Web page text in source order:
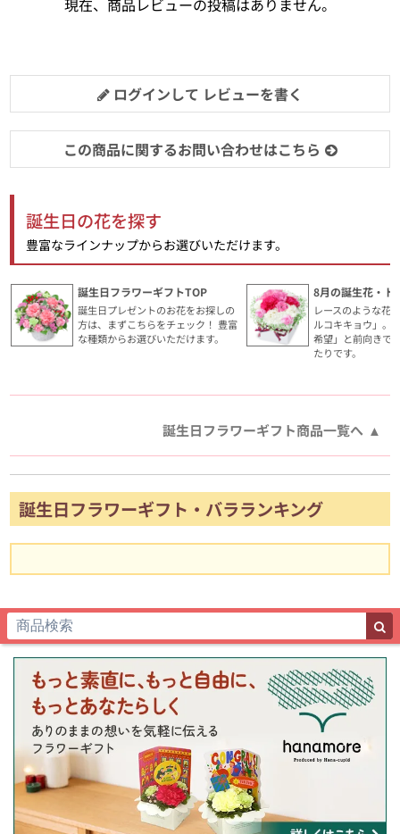
ログインして レビューを書く
この商品に関するお問い合わせはこちら
誕生日の花を探す
豊富なラインナップからお選びいただけます。
誕生日フラワーギフトTOP
誕生日プレゼントのお花をお探しの
方は、まずこちらをチェック！ 豊富
な種類からお選びいただけます。
8月の誕生花・ト
レースのような花
ルコキキョウ」。
希望」と前向きで
たりです。
誕生日フラワーギフト商品一覧へ
誕生日フラワーギフト・バラランキング